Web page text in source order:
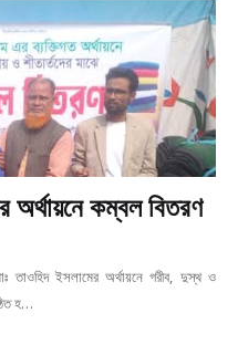
অর্থায়নে কম্বল বিতরণ
তাওহিদ ইসলামের অর্থায়নে গরীব, দুস্থ ও
হ…